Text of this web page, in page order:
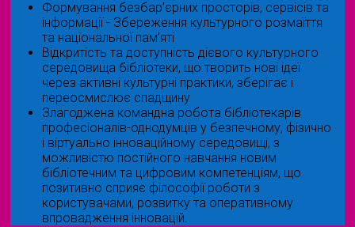
Формування безбар’єрних просторів, сервісів та
інформації - Збереження культурного розмаїття
та національної пам’яті
Відкритість та доступність дієвого культурного
середовища бібліотеки, що творить нові ідеї
через активні культурні практики, зберігає і
переосмислює спадщину
Злагоджена командна робота бібліотекарів
професіоналів-однодумців у безпечному, фізично
і віртуально інноваційному середовищі, з
можливістю постійного навчання новим
бібліотечним та цифровим компетенціям, що
позитивно сприяє філософії роботи з
користувачами, розвитку та оперативному
впровадження інновацій.